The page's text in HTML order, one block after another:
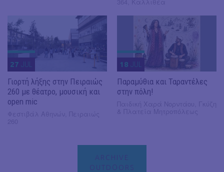
27 JUL
Γιορτή λήξης στην Πειραιώς
260 με θέατρο, μουσική και
open mic
18 JUL
Παραμύθια και Ταραντέλες
στην πόλη!
ARCHIVE
OUTDΟORS